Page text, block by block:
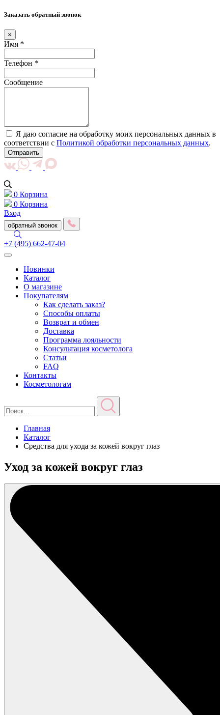
Заказать обратный звонок
×
Имя *
Телефон *
Сообщение
Я даю согласие на обработку моих персональных данных в
соответствии с Политикой обработки персональных данных.
Отправить
0 Корзина
0 Корзина
Вход
обратный звонок
+7 (495) 662-47-04
Toggle
navigationНовинки
Каталог
О магазине
Покупателям
Как сделать заказ?
Способы оплаты
Возврат и обмен
Доставка
Программа лояльности
Консультация косметолога
Статьи
FAQ
Контакты
Косметологам
Главная
Каталог
Средства для ухода за кожей вокруг глаз
Уход за кожей вокруг глаз